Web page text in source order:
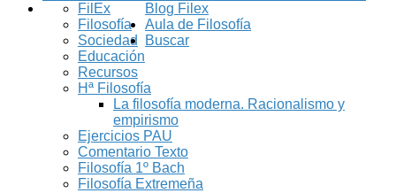
Blog Filex
FilEx
Filosofía
Sociedad
Educación
Recursos
Aula de Filosofía
Hª Filosofía
La filosofía moderna. Racionalismo y
empirismo
Ejercicios PAU
Comentario Texto
Filosofía 1º Bach
Filosofía Extremeña
Buscar